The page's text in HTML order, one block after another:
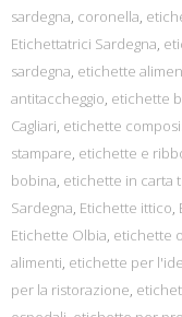
sardegna, coronella,
Etichettatrici Sardegna,
sardegna, etichette
antitaccheggio, etichette
Cagliari, etichette
stampare, etichette e
bobina, etichette in carta
Sardegna, Etichette ittico,
Etichette Olbia, etichette
alimenti, etichette per
per la ristorazione,